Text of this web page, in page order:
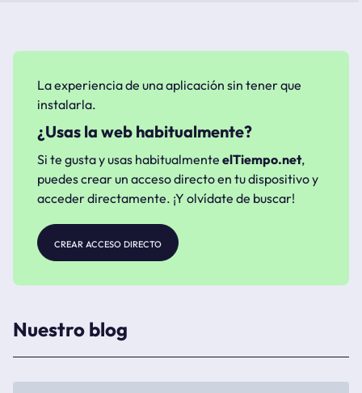
La experiencia de una aplicación sin tener que
instalarla.
¿Usas la web habitualmente?
Si te gusta y usas habitualmente elTiempo.net,
puedes crear un acceso directo en tu dispositivo y
acceder directamente. ¡Y olvídate de buscar!
crear acceso directo
Nuestro blog